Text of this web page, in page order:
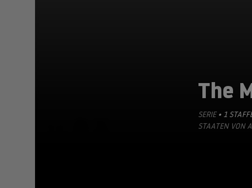
The
SERIE • 1
STAATEN VON